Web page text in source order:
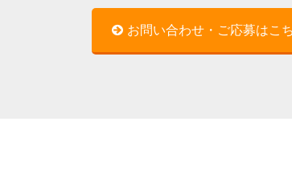
お問い合わせ・ご応募はこ